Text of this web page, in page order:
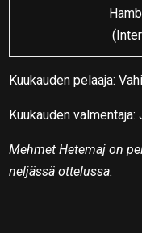
Kuukauden pelaaja:
Kuukauden
Mehmet Hetemaj on
neljässä ottelussa.